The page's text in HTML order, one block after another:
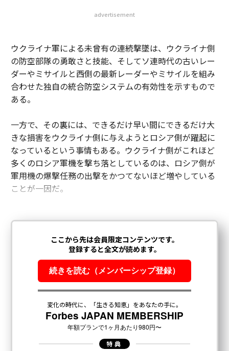
advertisement
ウクライナ軍による未曾有の連続撃墜は、ウクライナ側
の防空部隊の勇敢さと技能、そしてソ連時代の古いレー
ダーやミサイルと西側の最新レーダーやミサイルを組み
合わせた独自の統合防空システムの有効性を示すもので
ある。
一方で、その裏には、できるだけ早い間にできるだけ大
きな損害をウクライナ側に与えようとロシア側が躍起に
なっているという事情もある。ウクライナ側がこれほど
多くのロシア軍機を撃ち落としているのは、ロシア側が
軍用機の爆撃任務の出撃をかつてないほど増やしている
ことが一因だ。